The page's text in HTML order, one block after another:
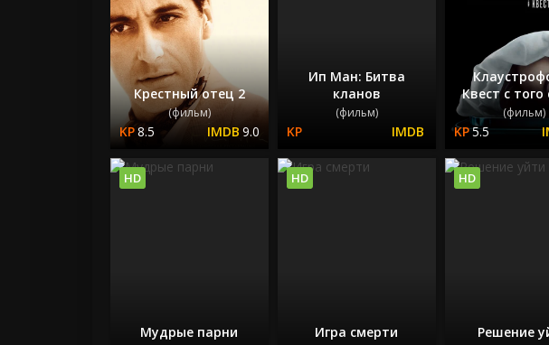
Крестный отец 2
(фильм)
8.5 9.0
Ип Ман: Битва
кланов
(фильм)
Квест с того
(фильм)
5.5
Мудрые парни
HD
Игра смерти
HD
Решение
HD